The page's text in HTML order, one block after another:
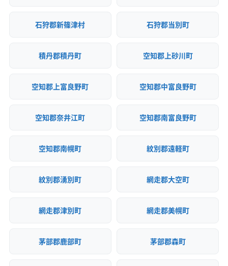
石狩郡新篠津村 石狩郡当別町
積丹郡積丹町 空知郡上砂川町
空知郡上富良野町 空知郡中富良野町
空知郡奈井江町 空知郡南富良野町
空知郡南幌町 紋別郡遠軽町
紋別郡湧別町 網走郡大空町
網走郡津別町 網走郡美幌町
茅部郡鹿部町 茅部郡森町